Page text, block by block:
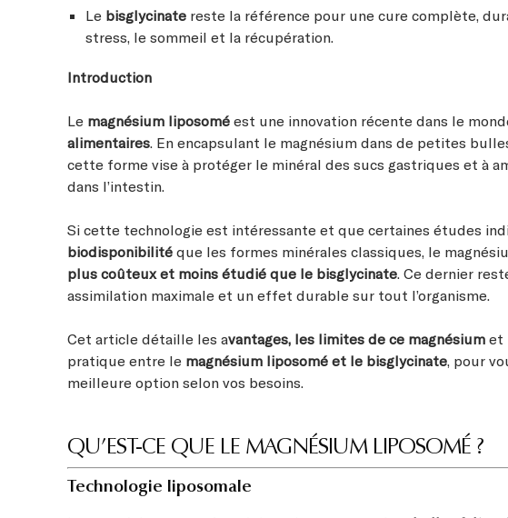
Le bisglycinate reste la référence pour une cure complète,
stress, le sommeil et la récupération.
Introduction
Le magnésium liposomé est une innovation récente dans le
alimentaires. En encapsulant le magnésium dans de petites
cette forme vise à protéger le minéral des sucs gastriques et à
dans l’intestin.
Si cette technologie est intéressante et que certaines études
biodisponibilité que les formes minérales classiques, le
plus coûteux et moins étudié que le bisglycinate. Ce dernier
assimilation maximale et un effet durable sur tout l’organisme.
Cet article détaille les avantages, les limites de ce magnésium et
pratique entre le magnésium liposomé et le bisglycinate, pour
meilleure option selon vos besoins.
QU’EST-CE QUE LE MAGNÉSIUM LIPOSOMÉ ?
Technologie liposomale